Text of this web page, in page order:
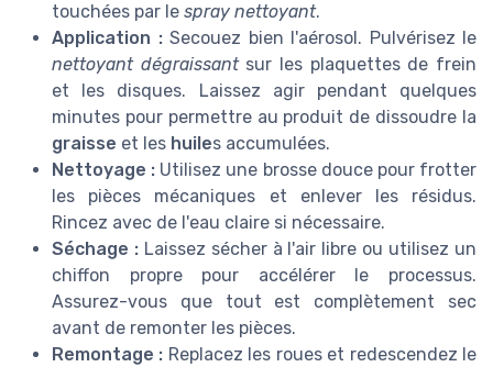
touchées par le spray nettoyant.
Application :Secouez bien l'aérosol. Pulvérisez le
nettoyant dégraissantsur les plaquettes de frein
et les disques. Laissez agir pendant quelques
minutes pour permettre au produit de dissoudre la
graisse et les huiles accumulées.
Nettoyage : Utilisez une brosse douce pour frotter
les pièces mécaniques et enlever les résidus.
Rincez avec de l'eau claire si nécessaire.
Séchage :Laissez sécher à l'air libre ou utilisez un
chiffon propre pour accélérer le processus.
Assurez-vous que tout est complètement sec
avant de remonter les pièces.
Remontage : Replacez les roues et redescendez le